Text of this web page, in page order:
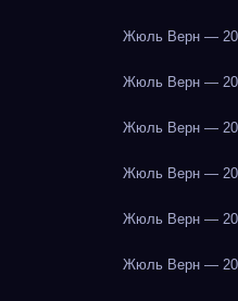
Жюль Верн — 20
Жюль Верн — 20
Жюль Верн — 20
Жюль Верн — 20
Жюль Верн — 20
Жюль Верн — 20